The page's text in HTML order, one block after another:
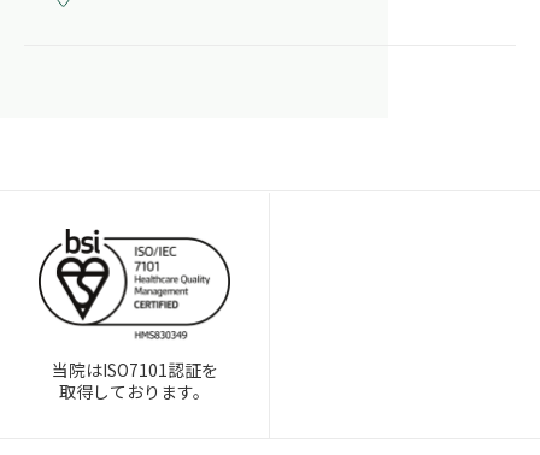
当院はISO7101認証を
取得しております。